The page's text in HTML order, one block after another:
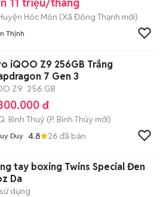
Hóc Môn (Xã Đông Thạnh mới)
Thịnh
iQOO Z9 256GB Trắng
7 Gen 3
Z9 256 GB
đ
Bình Thuỷ (P. Bình Thủy mới)
Duy 4.8 26 đã bán
tay boxing Twins Special Đen
Da
dụng